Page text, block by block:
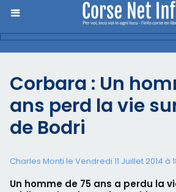
Corbara : Un
ans perd la vie
de Bodri
Charles Monti le Vendredi 11 Juillet 2014 à
Un homme de 75 ans a perdu la